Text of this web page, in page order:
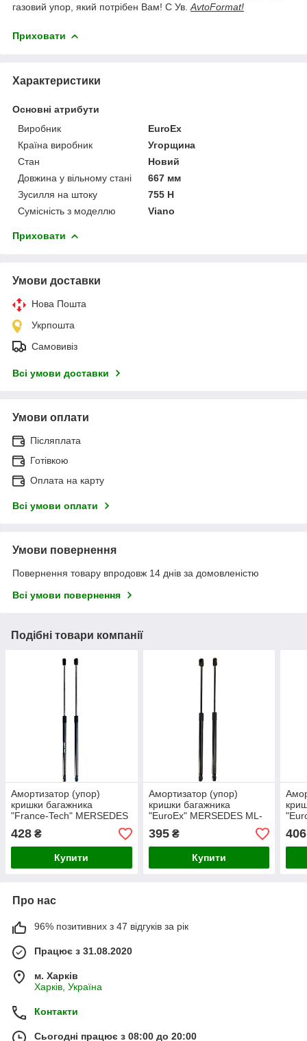
газовий упор, який потрібен Вам! С Ув. AvtoFormat!
Приховати
Характеристики
Основні атрибути
Виробник
EuroEx
Країна виробник
Угорщина
Стан
Новий
Довжина у вільному стані
667 мм
Зусилля на штоку
755 Н
Сумісність з моделлю
Viano
Приховати
Умови доставки
Нова Пошта
Укрпошта
Самовивіз
Всі умови доставки
Умови оплати
Післяплата
Готівкою
Оплата на карту
Всі умови оплати
Умови повернення
Повернення товару впродовж 14 днів за домовленістю
Всі умови повернення
Подібні товари компанії
Амортизатор (упор)
кришки багажника
"France-Tech" MERSEDES
VITO (VIANO)03 750N
667сm
428 ₴
Купити
Амортизатор (упор)
кришки багажника
"EuroEx" MERSEDES ML-
270 510N 645 mm
395₴
Купити
202
406
Про нас
96% позитивних з 47 відгуків за рік
Працює з 31.08.2020
м. Харків
Харків, Україна
Контакти
Сьогодні працює з 08:00 до 20:00